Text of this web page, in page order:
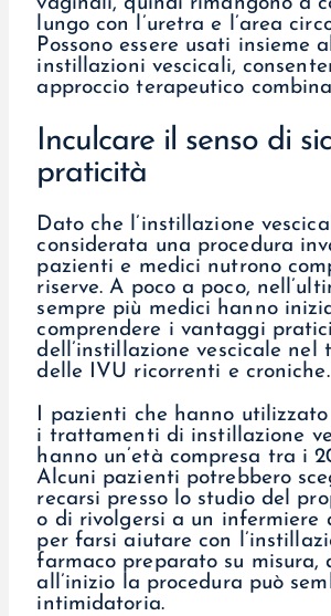
lungo con l’uretra e l’area
Possono essere usati insieme
instillazioni vescicali,
approccio terapeutico
Inculcare il senso di
praticità
Dato che l’instillazione
considerata una procedura
pazienti e medici nutrono
riserve. A poco a poco,
sempre più medici hanno
comprendere i vantaggi pratici
dell’instillazione vescicale nel
delle IVU ricorrenti e croniche.
I pazienti che hanno utilizzato
i trattamenti di instillazione
hanno un’età compresa tra i
Alcuni pazienti potrebbero
recarsi presso lo studio del
o di rivolgersi a un infermiere
per farsi aiutare con
farmaco preparato su misura,
all’inizio la procedura può
intimidatoria.